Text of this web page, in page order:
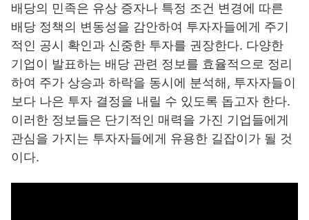
배당의 민족은 유상 증자나 특정 조건 변경에 따른
배당 정책의 변동성을 감안하여 투자자들에게 주기
적인 공시 확인과 신중한 투자를 권장한다. 다양한
기업이 발표하는 배당 관련 정보를 효율적으로 정리
하여 주가 상승과 하락을 동시에 분석해, 투자자들이
보다 나은 투자 결정을 내릴 수 있도록 돕고자 한다.
이러한 정보들은 단기적인 매력을 가진 기업들에게
관심을 가지는 투자자들에게 유용한 길잡이가 될 것
이다.